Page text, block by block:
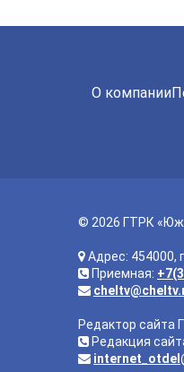
О компании
© 2026 ГТРК
Адрес: 454000,
Приемная:
Редактор сайта
Редакция